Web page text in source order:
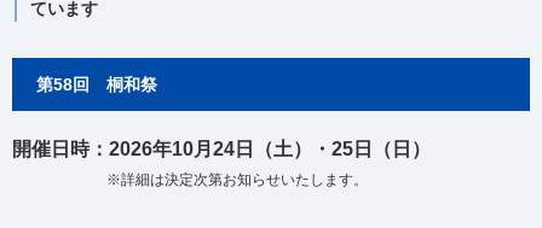
ています
第58回 桐和祭
開催日時：2026年10月24日（土）・25日（日）
※詳細は決定次第お知らせいたします。